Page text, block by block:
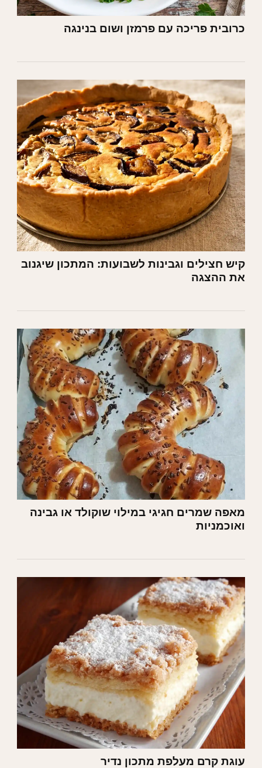
כרובית פריכה עם פרמזן ושום בנינגה
קיש חצילים וגבינות לשבועות: המתכון שיגנוב
את ההצגה
מאפה שמרים חגיגי במילוי שוקולד או גבינה
ואוכמניות
עוגת קרם מעלפת מתכון נדיר